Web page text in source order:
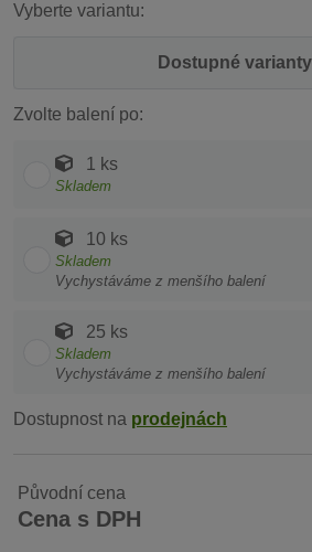
Vyberte variantu:
Dostupné
Zvolte balení po:
1 ks
Skladem
10 ks
Skladem
Vychystáváme z menšího balení
25 ks
Skladem
Vychystáváme z menšího balení
Dostupnost na prodejnách
Původní cena
Cena s DPH